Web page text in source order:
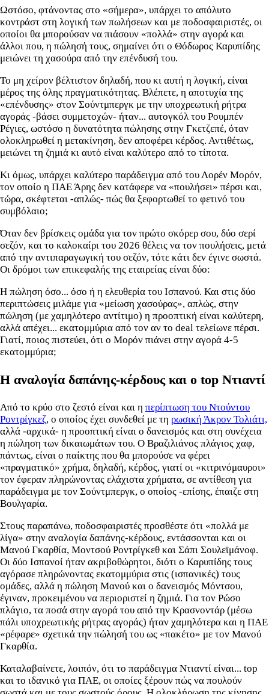
Ωστόσο, φτάνοντας στο «σήμερα», υπάρχει το απόλυτο
κοντράστ στη λογική των πωλήσεων και με ποδοσφαιριστές, οι
οποίοι θα μπορούσαν να πιάσουν «πολλά» στην αγορά και
άλλοι που, η πώλησή τους, σημαίνει ότι ο Θόδωρος Καρυπίδης
μειώνει τη χασούρα από την επένδυσή του.
Το μη χείρον βέλτιστον δηλαδή, που κι αυτή η λογική, είναι
μέρος της όλης πραγματικότητας. Βλέπετε, η αποτυχία της
«επένδυσης» στον Σούντμπεργκ με την υποχρεωτική ρήτρα
αγοράς -βάσει συμμετοχών- ήταν... αυτογκόλ του Ρουμπέν
Ρέγιες, ωστόσο η δυνατότητα πώλησης στην Γκετζεπέ, όταν
ολοκληρωθεί η μετακίνηση, δεν αποφέρει κέρδος. Αντιθέτως,
μειώνει τη ζημιά κι αυτό είναι καλύτερο από το τίποτα.
Κι όμως, υπάρχει καλύτερο παράδειγμα από του Λορέν Μορόν,
τον οποίο η ΠΑΕ Άρης δεν κατάφερε να «πουλήσει» πέρσι και,
τώρα, σκέφτεται -απλώς- πώς θα ξεφορτωθεί το φετινό του
συμβόλαιο;
Όταν δεν βρίσκεις ομάδα για τον πρώτο σκόρερ σου, δύο σερί
σεζόν, και το καλοκαίρι του 2026 θέλεις να τον πουλήσεις, μετά
από την αντιπαραγωγική του σεζόν, τότε κάτι δεν έγινε σωστά.
Οι δρόμοι των επικεφαλής της εταιρείας είναι δύο:
Η πώληση όσο... όσο ή η ελευθερία του Ισπανού. Και στις δύο
περιπτώσεις μιλάμε για «μείωση χασούρας», απλώς, στην
πώληση (με χαμηλότερο αντίτιμο) η προοπτική είναι καλύτερη,
αλλά απέχει... εκατομμύρια από τον αν το deal τελείωνε πέρσι.
Γιατί, ποιος πιστεύει, ότι ο Μορόν πιάνει στην αγορά 4-5
εκατομμύρια;
Η αναλογία δαπάνης-κέρδους και ο top Ντιαντί
Από το κρύο στο ζεστό είναι και η περίπτωση του Ντούντου
Ροντρίγκεζ, ο οποίος έχει συνδεθεί με τη ρωσική Άκρον Τολιάτι,
αλλά -αρχικά- η προοπτική είναι ο δανεισμός και στη συνέχεια
η πώληση των δικαιωμάτων του. Ο Βραζιλιάνος πλάγιος χαφ,
πάντως, είναι ο παίκτης που θα μπορούσε να φέρει
«πραγματικό» χρήμα, δηλαδή, κέρδος, γιατί οι «κιτρινόμαυροι»
τον έφεραν πληρώνοντας ελάχιστα χρήματα, σε αντίθεση για
παράδειγμα με τον Σούντμπεργκ, ο οποίος -επίσης, έπαιζε στη
Βουλγαρία.
Στους παραπάνω, ποδοσφαιριστές προσθέστε ότι «πολλά με
λίγα» στην αναλογία δαπάνης-κέρδους, εντάσσονται και οι
Μανού Γκαρθία, Μοντσού Ροντρίγκεθ και Σάπι Σουλεϊμάνοφ.
Οι δύο Ισπανοί ήταν ακριβοθώρητοι, διότι ο Καρυπίδης τους
αγόρασε πληρώνοντας εκατομμύρια στις (ισπανικές) τους
ομάδες, αλλά η πώληση Μανού και ο δανεισμός Μόντσου,
έγιναν, προκειμένου να περιοριστεί η ζημιά. Για τον Ρώσο
πλάγιο, τα ποσά στην αγορά του από την Κρασνοντάρ (μέσω
πάλι υποχρεωτικής ρήτρας αγοράς) ήταν χαμηλότερα και η ΠΑΕ
«ρέφαρε» σχετικά την πώλησή του ως «πακέτο» με τον Μανού
Γκαρθία.
Καταλαβαίνετε, λοιπόν, ότι το παράδειγμα Ντιαντί είναι... top
και το ιδανικό για ΠΑΕ, οι οποίες ξέρουν πώς να πουλούν